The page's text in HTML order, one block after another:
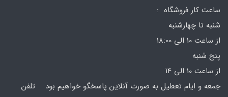
ساعت کار فروشگاه :
شنبه تا چهارشنبه
از ساعت 10 الی 18:00
پنج شنبه
از ساعت 10 الی 14
جمعه و ایام تعطیل به صورت آنلاین پاسخگو خواهیم بود تلفن